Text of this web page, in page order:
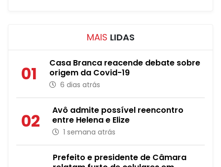
MAIS LIDAS
01
Casa Branca reacende debate sobre
origem da Covid-19
6 dias atrás
02
Avô admite possível reencontro
entre Helena e Elize
1 semana atrás
Prefeito e presidente de Câmara